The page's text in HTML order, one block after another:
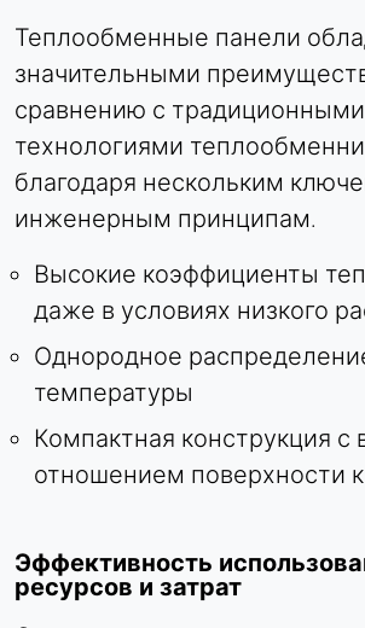
Теплообменные панели
значительными
сравнению с традиционными
технологиями
благодаря нескольким
инженерным принципам.
Высокие коэффициенты
даже в условиях низкого
Однородное
температуры
Компактная конструкция с
отношением поверхности
Эффективность
ресурсов и затрат